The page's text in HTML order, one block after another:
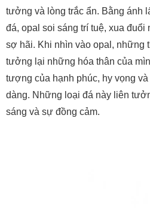
tưởng và lòng trắc ẩn. Bằng ánh
đá, opal soi sáng trí tuệ, xua đuổi
sợ hãi. Khi nhìn vào opal, những
tưởng lại những hóa thân của
tượng của hạnh phúc, hy vọng
dàng. Những loại đá này liên
sáng và sự đồng cảm.